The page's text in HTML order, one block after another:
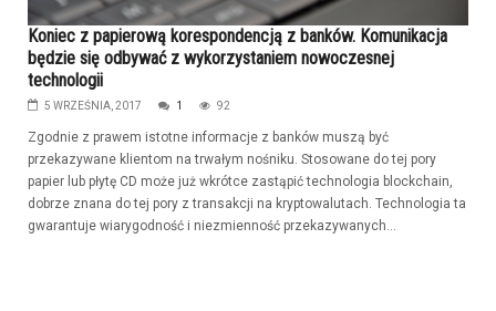
Koniec z papierową korespondencją z banków. Komunikacja
będzie się odbywać z wykorzystaniem nowoczesnej
technologii
5 WRZEŚNIA, 2017 1 92
Zgodnie z prawem istotne informacje z banków muszą być
przekazywane klientom na trwałym nośniku. Stosowane do tej pory
papier lub płytę CD może już wkrótce zastąpić technologia blockchain,
dobrze znana do tej pory z transakcji na kryptowalutach. Technologia ta
gwarantuje wiarygodność i niezmienność przekazywanych...